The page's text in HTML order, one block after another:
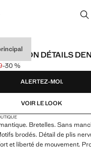
COTON DÉTAILS
99,99 ]
]
-30 %
ALERTEZ-MOI.
VOIR LE LOOK
Bretelles. Sans
brodés. Détail de plis
et liberté de mouvement.